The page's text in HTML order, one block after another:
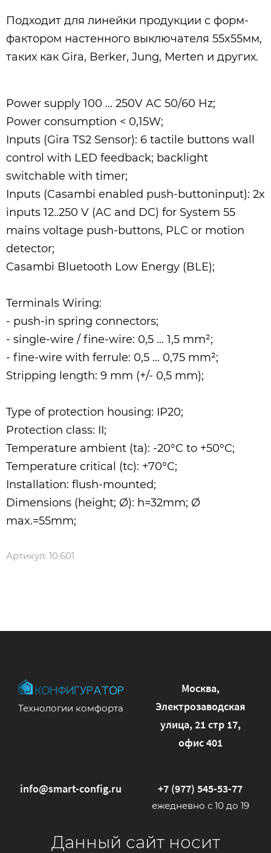
Подходит для линейки продукции с форм-
фактором настенного выключателя 55x55мм,
таких как Gira, Berker, Jung, Merten и других.
Power supply 100 ... 250V AC 50/60 Hz;
Power consumption < 0,15W;
Inputs (Gira TS2 Sensor): 6 tactile buttons wall
control with LED feedback; backlight
switchable with timer;
Inputs (Casambi enabled push-buttoninput): 2x
inputs 12..250 V (AC and DC) for System 55
mains voltage push-buttons, PLC or motion
detector;
Casambi Bluetooth Low Energy (BLE);
Terminals Wiring:
- push-in spring connectors;
- single-wire / fine-wire: 0,5 … 1,5 mm²;
- fine-wire with ferrule: 0,5 ... 0,75 mm²;
Stripping length: 9 mm (+/- 0,5 mm);
Type of protection housing: IP20;
Protection class: II;
Temperature ambient (ta): -20°C to +50°C;
Temperature critical (tc): +70°C;
Installation: flush-mounted;
Dimensions (height; Ø): h=32mm; Ø
max.=55mm;
Артикул: 10.601
Технологии комфорта
Москва,
Электрозаводская
улица, 21 стр 17,
офис 401
info@smart-config.ru +7 (977) 545-53-77
ежедневно с 10 до 19
Данный сайт носит